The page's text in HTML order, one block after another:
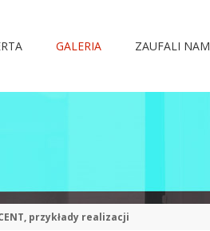
GALERIA ZAUFALI NAM
przykłady realizacji